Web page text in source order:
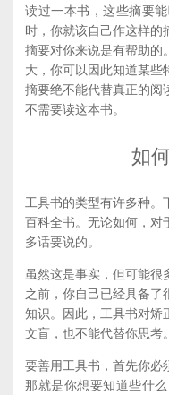
读过一本书，这些摘要
时，你就该自己作这样的
摘要对你来说是有帮助的
大，你可以因此知道某些
摘要绝不能代替真正的阅
不需要读这本书。
如
工具书的类型有许多种。
百科全书。无论如何，对
多话要说的。
虽然这是事实，但可能很
之前，你自己已经具备了
知识。因此，工具书对矫
文盲，也不能代替你思考。
要善用工具书，首先你必
那就是你想要知道些什